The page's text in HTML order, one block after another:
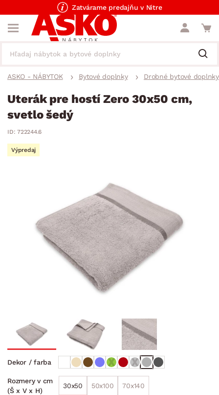
Zatvárame predajňu v Nitre
ASKO - NÁBYTOK Bytové doplnky Drobné bytové doplnky
Uterák pre hostí Zero 30x50 cm,
svetlo šedý
ID: 722244.6
Výpredaj
Dekor / farba
Rozmery v cm
(Š x V x H)
30x50 50x100 70x140